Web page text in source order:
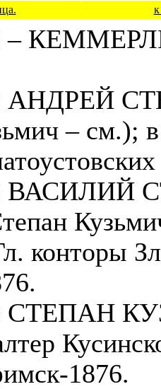
– см.);
конторы
1876.